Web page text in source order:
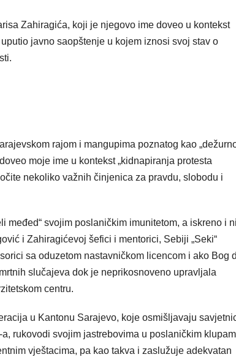
Zahiragića, koji je njegovo ime doveo u kontekst
javno saopštenje u kojem iznosi svoj stav o
rajom i mangupima poznatog kao
moje ime u kontekst „kidnapiranja protesta
nekoliko važnih činjenica za pravdu, slobodu i
međed“ svojim poslaničkim imunitetom, a iskreno i
i Zahiragićevoj šefici i mentorici, Sebiji „Seki“
sa oduzetom nastavničkom licencom i ako Bog
slučajeva dok je neprikosnoveno upravljala
centru.
u Kantonu Sarajevo, koje osmišljavaju
rukovodi svojim jastrebovima u poslaničkim
vještacima, pa kao takva i zaslužuje adekvatan